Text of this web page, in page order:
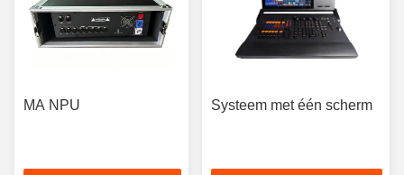
MA NPU Systeem met één scherm